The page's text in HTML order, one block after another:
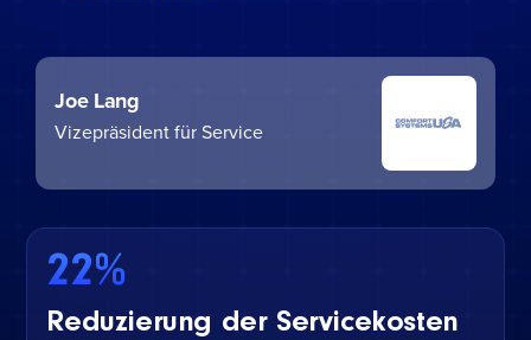
Joe Lang
Vizepräsident für Service
22%
Reduzierung der Servicekosten